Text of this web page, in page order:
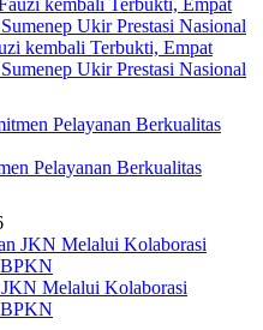
kembali Terbukti, Empat
Ukir Prestasi Nasional
Pelayanan Berkualitas
Melalui Kolaborasi